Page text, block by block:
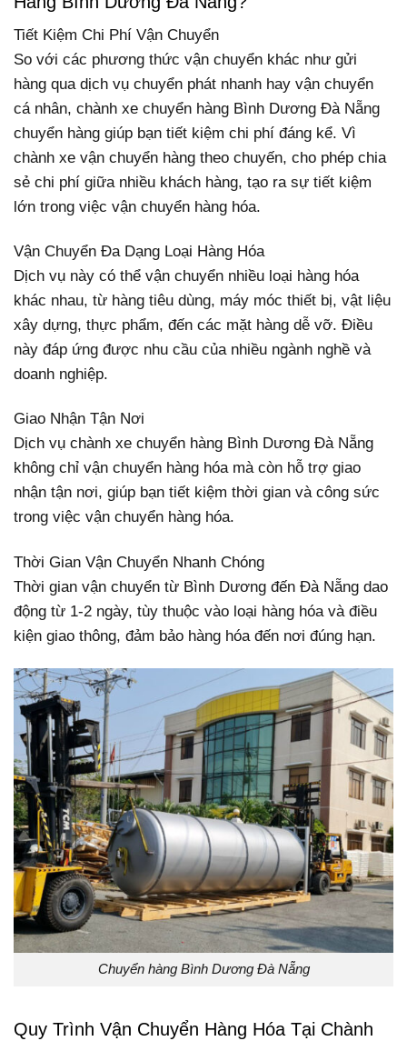
Tiết Kiệm Chi Phí Vận Chuyển
So với các phương thức vận chuyển khác như gửi
hàng qua dịch vụ chuyển phát nhanh hay vận chuyển
cá nhân, chành xe chuyển hàng Bình Dương Đà Nẵng
chuyển hàng giúp bạn tiết kiệm chi phí đáng kể. Vì
chành xe vận chuyển hàng theo chuyến, cho phép chia
sẻ chi phí giữa nhiều khách hàng, tạo ra sự tiết kiệm
lớn trong việc vận chuyển hàng hóa.
Vận Chuyển Đa Dạng Loại Hàng Hóa
Dịch vụ này có thể vận chuyển nhiều loại hàng hóa
khác nhau, từ hàng tiêu dùng, máy móc thiết bị, vật liệu
xây dựng, thực phẩm, đến các mặt hàng dễ vỡ. Điều
này đáp ứng được nhu cầu của nhiều ngành nghề và
doanh nghiệp.
Giao Nhận Tận Nơi
Dịch vụ chành xe chuyển hàng Bình Dương Đà Nẵng
không chỉ vận chuyển hàng hóa mà còn hỗ trợ giao
nhận tận nơi, giúp bạn tiết kiệm thời gian và công sức
trong việc vận chuyển hàng hóa.
Thời Gian Vận Chuyển Nhanh Chóng
Thời gian vận chuyển từ Bình Dương đến Đà Nẵng dao
động từ 1-2 ngày, tùy thuộc vào loại hàng hóa và điều
kiện giao thông, đảm bảo hàng hóa đến nơi đúng hạn.
Chuyển hàng Bình Dương Đà Nẵng
Quy Trình Vận Chuyển Hàng Hóa Tại Chành